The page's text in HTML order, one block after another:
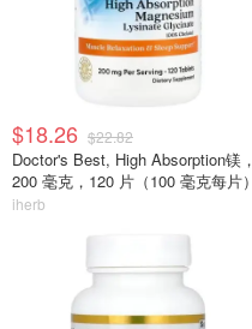
$18.26 $22.82
Doctor's Best, High Absorption镁，
200 毫克，120 片（100 毫克每片）
iherb